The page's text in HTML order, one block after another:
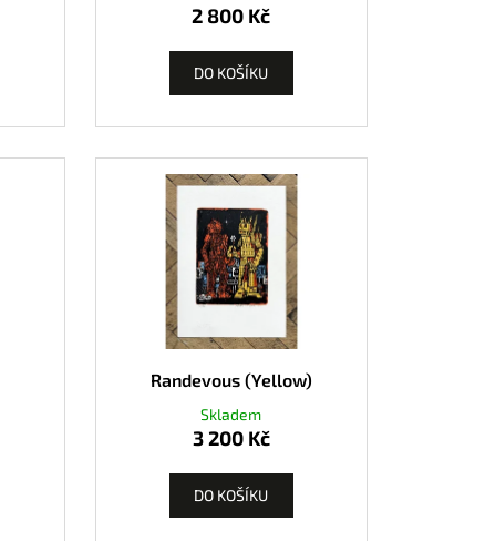
2 800 Kč
DO KOŠÍKU
Randevous (Yellow)
Skladem
3 200 Kč
DO KOŠÍKU